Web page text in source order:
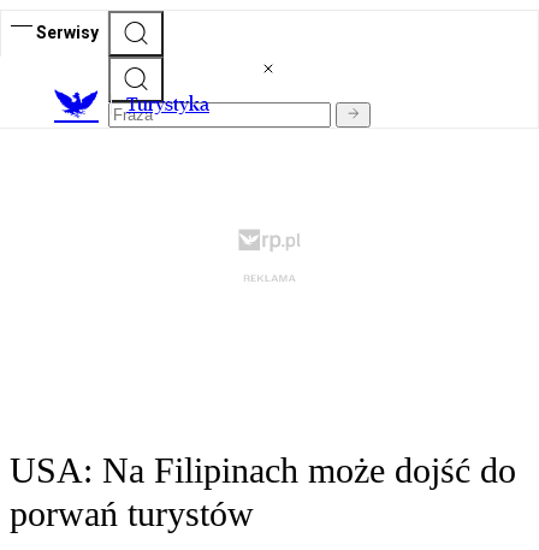
Serwisy
Turystyka
USA: Na Filipinach może dojść do
porwań turystów